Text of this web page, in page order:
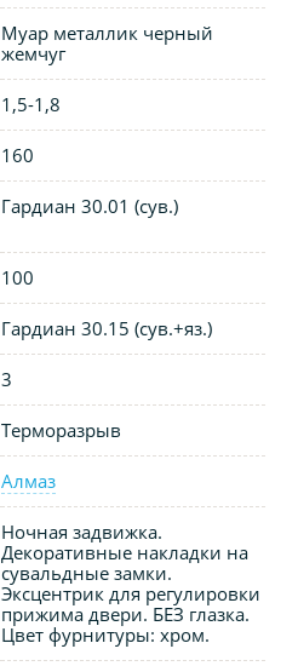
Муар металлик черный
жемчуг
1,5-1,8
160
Гардиан 30.01 (сув.)
100
Гардиан 30.15 (сув.+яз.)
3
Терморазрыв
Алмаз
Ночная задвижка.
Декоративные накладки на
сувальдные замки.
Эксцентрик для регулировки
прижима двери. БЕЗ глазка.
Цвет фурнитуры: хром.